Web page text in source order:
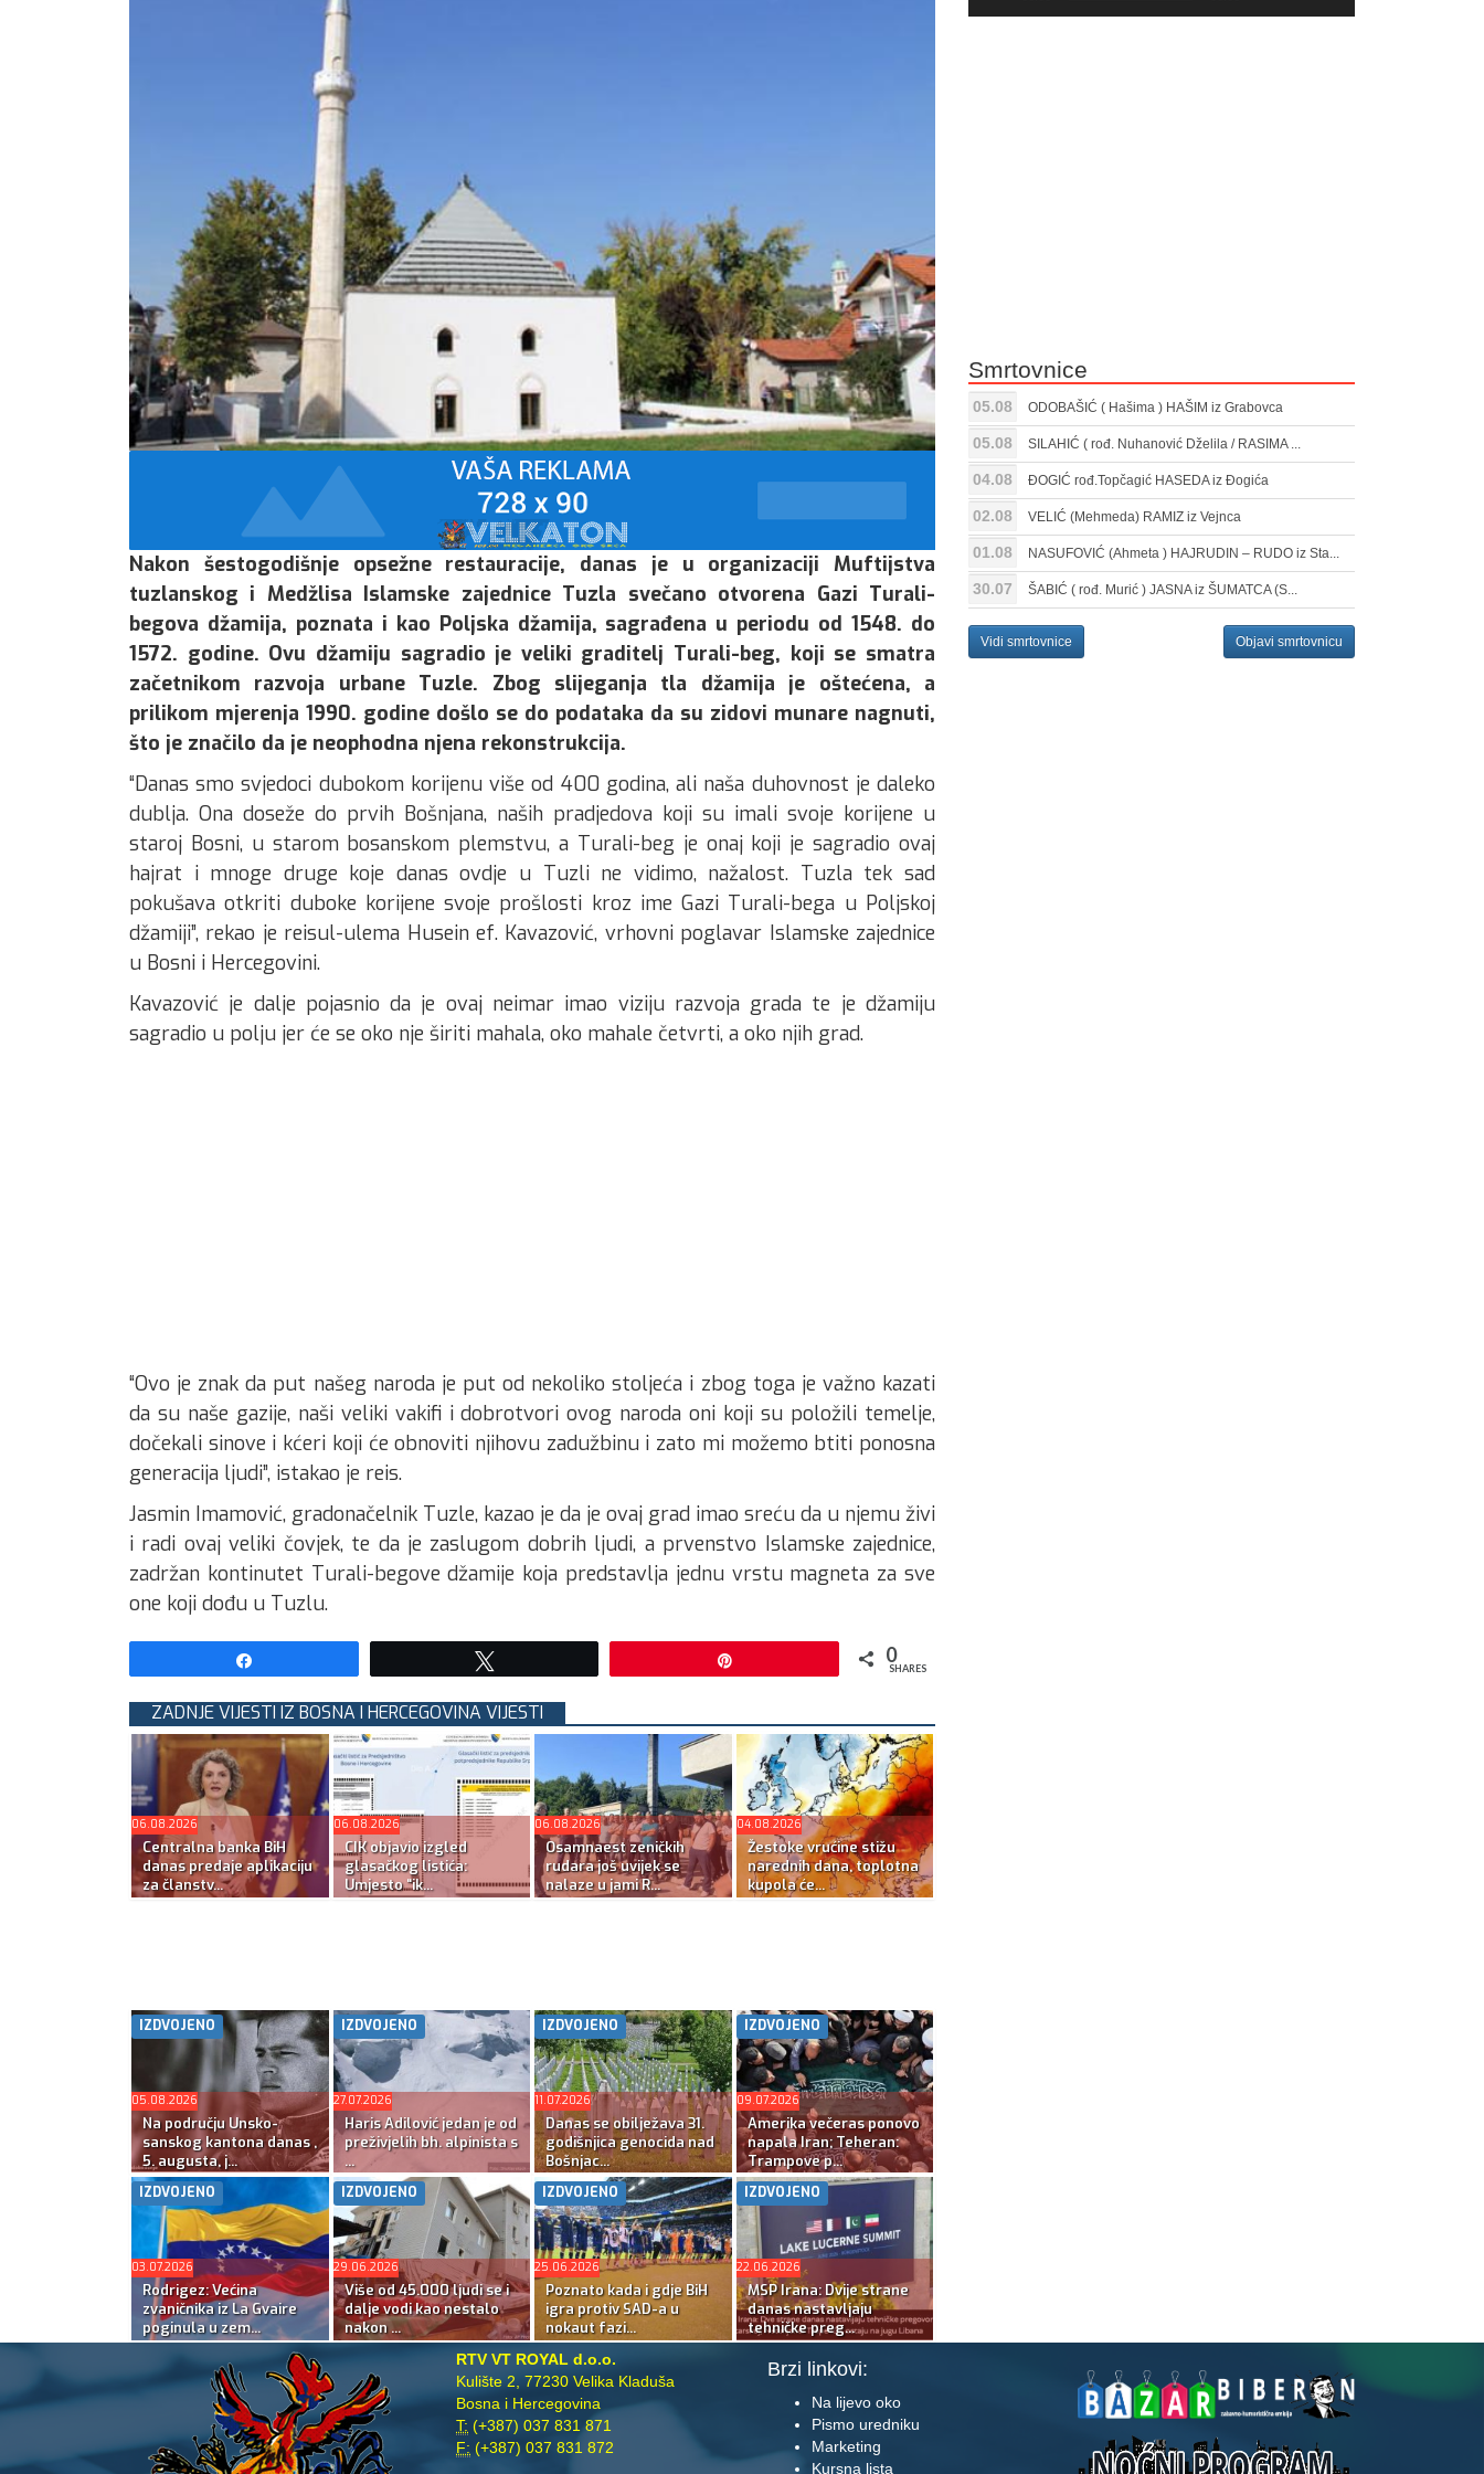
Nakon šestogodišnje opsežne restauracije, danas je u organizaciji Muftijstva
tuzlanskog i Medžlisa Islamske zajednice Tuzla svečano otvorena Gazi Turali-
begova džamija, poznata i kao Poljska džamija, sagrađena u periodu od 1548. do
1572. godine. Ovu džamiju sagradio je veliki graditelj Turali-beg, koji se smatra
začetnikom razvoja urbane Tuzle. Zbog slijeganja tla džamija je oštećena, a
prilikom mjerenja 1990. godine došlo se do podataka da su zidovi munare nagnuti,
što je značilo da je neophodna njena rekonstrukcija.
“Danas smo svjedoci dubokom korijenu više od 400 godina, ali naša duhovnost je daleko
dublja. Ona doseže do prvih Bošnjana, naših pradjedova koji su imali svoje korijene u
staroj Bosni, u starom bosanskom plemstvu, a Turali-beg je onaj koji je sagradio ovaj
hajrat i mnoge druge koje danas ovdje u Tuzli ne vidimo, nažalost. Tuzla tek sad
pokušava otkriti duboke korijene svoje prošlosti kroz ime Gazi Turali-bega u Poljskoj
džamiji”, rekao je reisul-ulema Husein ef. Kavazović, vrhovni poglavar Islamske zajednice
u Bosni i Hercegovini.
Kavazović je dalje pojasnio da je ovaj neimar imao viziju razvoja grada te je džamiju
sagradio u polju jer će se oko nje širiti mahala, oko mahale četvrti, a oko njih grad.
“Ovo je znak da put našeg naroda je put od nekoliko stoljeća i zbog toga je važno kazati
da su naše gazije, naši veliki vakifi i dobrotvori ovog naroda oni koji su položili temelje,
dočekali sinove i kćeri koji će obnoviti njihovu zadužbinu i zato mi možemo btiti ponosna
generacija ljudi”, istakao je reis.
Jasmin Imamović, gradonačelnik Tuzle, kazao je da je ovaj grad imao sreću da u njemu živi
i radi ovaj veliki čovjek, te da je zaslugom dobrih ljudi, a prvenstvo Islamske zajednice,
zadržan kontinutet Turali-begove džamije koja predstavlja jednu vrstu magneta za sve
one koji dođu u Tuzlu.
0
SHARES
ZADNJE VIJESTI IZ BOSNA I HERCEGOVINA VIJESTI
06.08.2026
Centralna banka BiH
danas predaje aplikaciju
za članstv...
06.08.2026
CIK objavio izgled
glasačkog listića:
Umjesto “ik...
06.08.2026
Osamnaest zeničkih
rudara još uvijek se
nalaze u jami R...
04.08.2026
Žestoke vrućine stižu
narednih dana, toplotna
kupola će...
IZDVOJENO
05.08.2026
Na području Unsko-
sanskog kantona danas ,
5. augusta, j...
IZDVOJENO
27.07.2026
Haris Adilović jedan je od
preživjelih bh. alpinista s
...
IZDVOJENO
11.07.2026
Danas se obilježava 31.
godišnjica genocida nad
Bošnjac...
IZDVOJENO
09.07.2026
Amerika večeras ponovo
napala Iran; Teheran:
Trampove p...
IZDVOJENO
03.07.2026
Rodrigez: Većina
zvaničnika iz La Gvaire
poginula u zem...
IZDVOJENO
29.06.2026
Više od 45.000 ljudi se i
dalje vodi kao nestalo
nakon ...
IZDVOJENO
25.06.2026
Poznato kada i gdje BiH
igra protiv SAD-a u
nokaut fazi...
IZDVOJENO
22.06.2026
MSP Irana: Dvije strane
danas nastavljaju
tehničke preg...
Gore/Dole
Smrtovnice
05.08 ODOBAŠIĆ ( Hašima ) HAŠIM iz Grabovca
05.08 SILAHIĆ ( rođ. Nuhanović Dželila / RASIMA ...
04.08 ĐOGIĆ rođ.Topčagić HASEDA iz Đogića
02.08 VELIĆ (Mehmeda) RAMIZ iz Vejnca
01.08 NASUFOVIĆ (Ahmeta ) HAJRUDIN – RUDO iz Sta...
30.07 ŠABIĆ ( rođ. Murić ) JASNA iz ŠUMATCA (S...
Vidi smrtovnice Objavi smrtovnicu
RTV VT ROYAL d.o.o.
Kulište 2, 77230 Velika Kladuša
Bosna i Hercegovina
T: (+387) 037 831 871
F: (+387) 037 831 872
Brzi linkovi:
Na lijevo oko
Pismo uredniku
Marketing
Kursna lista